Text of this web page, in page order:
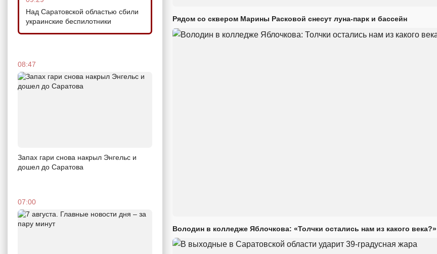
Над Саратовской областью сбили
украинские беспилотники
08:47
Запах гари снова накрыл Энгельс и
дошел до Саратова
07:00
Рядом со сквером Марины Расковой снесут луна-парк и бассейн
Володин в колледже Яблочкова: «Толчки остались нам из какого века?»